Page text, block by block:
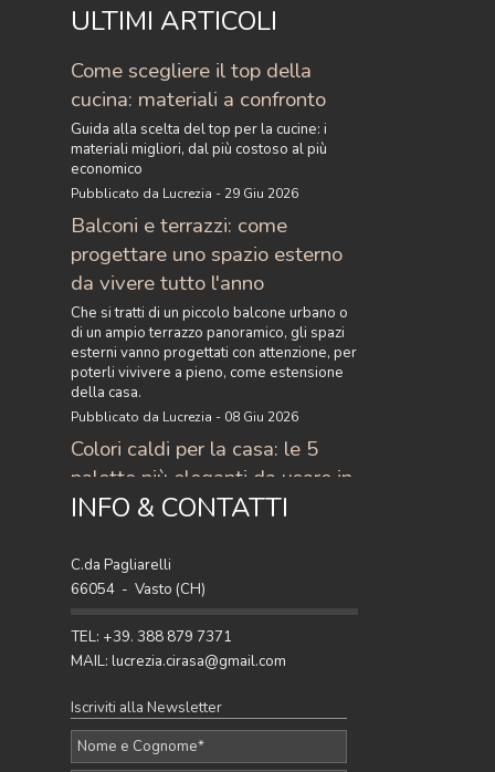
ULTIMI ARTICOLI
INFO & CONTATTI
C.da Pagliarelli
66054 - Vasto (CH)
TEL: +39. 388 879 7371
MAIL: lucrezia.cirasa@gmail.com
Come scegliere il top della
cucina: materiali a confronto
Guida alla scelta del top per la cucine: i
materiali migliori, dal più costoso al più
economico
Pubblicato da Lucrezia - 29 Giu 2026
Balconi e terrazzi: come
progettare uno spazio esterno
da vivere tutto l'anno
Che si tratti di un piccolo balcone urbano o
di un ampio terrazzo panoramico, gli spazi
esterni vanno progettati con attenzione, per
poterli vivivere a pieno, come estensione
della casa.
Pubblicato da Lucrezia - 08 Giu 2026
Colori caldi per la casa: le 5
palette più eleganti da usare in
casa
del momento: 5 palette raffinate con
terracotta, ocra, caramello e ruggine per
arredare con stile.
Iscriviti alla Newsletter